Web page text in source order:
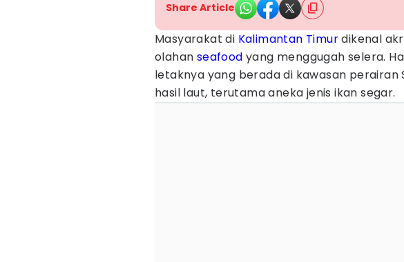
Share Article
Masyarakat di Kalimantan Timurdikenal
olahan seafood yang menggugah selera.
letaknya yang berada di kawasan perairan
hasil laut, terutama aneka jenis ikan segar.